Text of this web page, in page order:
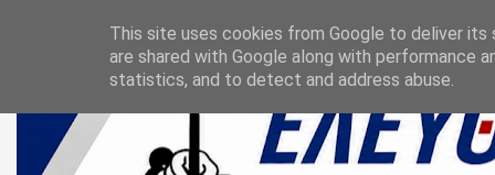
This site uses cookies from Google to deliver its
are shared with Google along with performance
statistics, and to detect and address abuse.